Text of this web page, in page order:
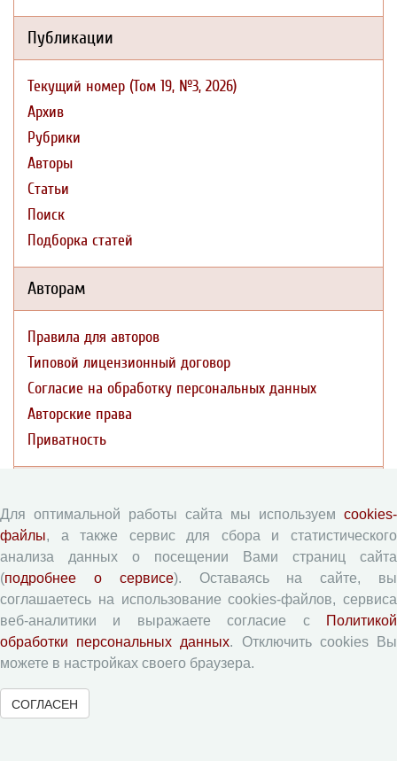
Публикации
Текущий номер (Том 19, №3, 2026)
Архив
Рубрики
Авторы
Статьи
Поиск
Подборка статей
Авторам
Правила для авторов
Типовой лицензионный договор
Согласие на обработку персональных данных
Авторские права
Приватность
Памятка рецензенту
Форма рецензии
Журналы ВолНЦ РАН
Экономические и социальные перемены
Проблемы развития территории
Для оптимальной работы сайта мы используем cookies-
файлы, а также сервис для сбора и статистического
анализа данных о посещении Вами страниц сайта
(подробнее о сервисе). Оставаясь на сайте, вы
соглашаетесь на использование cookies-файлов, сервиса
веб-аналитики и выражаете согласие с
Политикой
обработки персональных данных. Отключить cookies Вы
можете в настройках своего браузера.
СОГЛАСЕН